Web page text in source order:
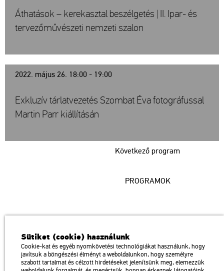
Áthatások – kerekasztal beszélgetés | II. Ipar- és
tervezőművészeti nemzeti szalon
2022. május 26. 18:00 - 19:00
Következő program
Exkluzív tárlatvezetés Szombat Éva fotográfussal
Martin Parr kiállításán
PROGRAMOK
a Magyar Művészeti Akadémia intézménye
1146 Budapest, Dózsa György út 37.
Megközelíthető: Millenniumi Földalatti Vasút – Hősök tere megállótérkép
Sütiket (cookie) használunk
Cookie-kat és egyéb nyomkövetési technológiákat használunk, hogy
javítsuk a böngészési élményt a weboldalunkon, hogy személyre
szabott tartalmat és célzott hirdetéseket jelenítsünk meg, elemezzük